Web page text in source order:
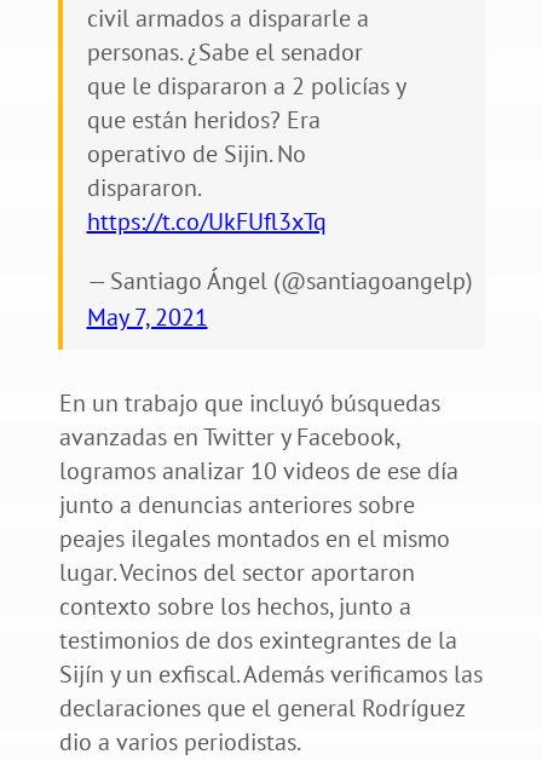
civil armados a dispararle a
personas. ¿Sabe el senador
que le dispararon a 2 policías y
que están heridos? Era
operativo de Sijin. No
dispararon.
https://t.co/UkFUfl3xTq
— Santiago Ángel (@santiagoangelp)
May 7, 2021
En un trabajo que incluyó búsquedas
avanzadas en Twitter y Facebook,
logramos analizar 10 videos de ese día
junto a denuncias anteriores sobre
peajes ilegales montados en el mismo
lugar. Vecinos del sector aportaron
contexto sobre los hechos, junto a
testimonios de dos exintegrantes de la
Sijín y un exfiscal. Además verificamos las
declaraciones que el general Rodríguez
dio a varios periodistas.